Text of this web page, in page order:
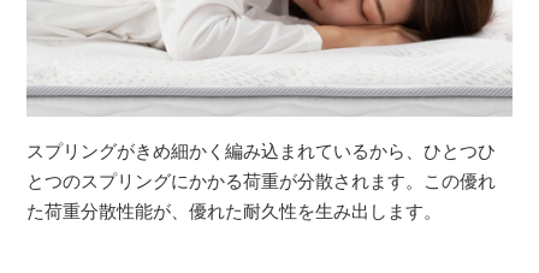
スプリングがきめ細かく編み込まれているから、ひとつひ
とつのスプリングにかかる荷重が分散されます。この優れ
た荷重分散性能が、優れた耐久性を生み出します。